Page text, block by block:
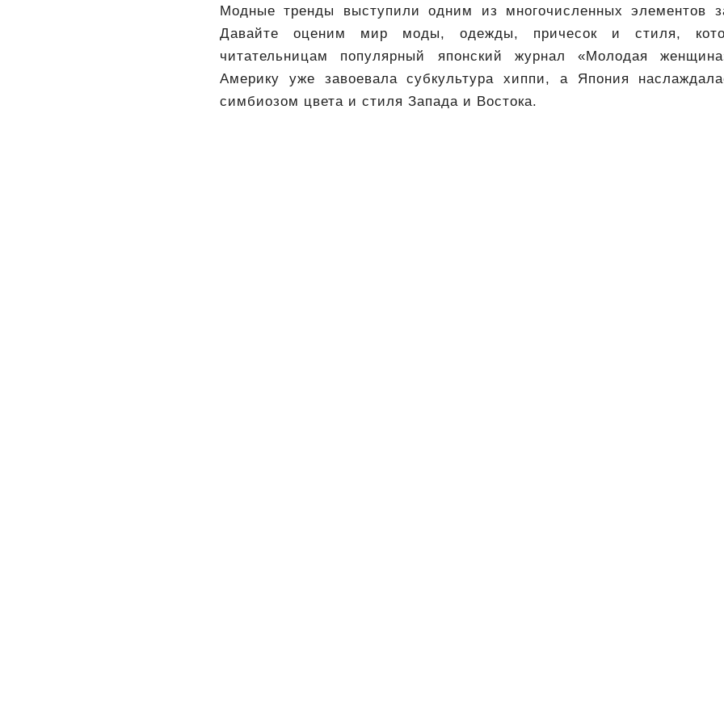
Модные тренды выступили одним из многочисленных элементов
Давайте оценим мир моды, одежды, причесок и стиля,
читательницам популярный японский журнал «Молодая
Америку уже завоевала субкультура хиппи, а Япония
симбиозом цвета и стиля Запада и Востока.